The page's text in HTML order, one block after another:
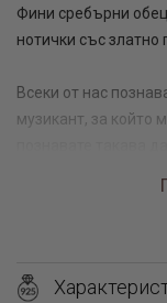
Фини сребърни
нотички със златно
Всеки от нас
музикант, за който